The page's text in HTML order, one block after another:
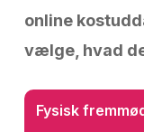
online
vælge, hvad
Fysisk